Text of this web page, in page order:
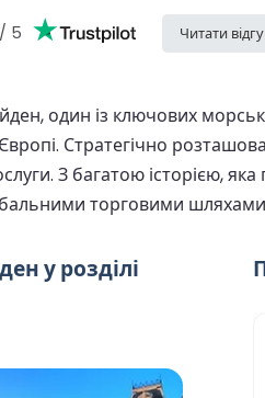
/ 5 Читати
один із ключових
Стратегічно
З багатою історією,
торговими
у розділі